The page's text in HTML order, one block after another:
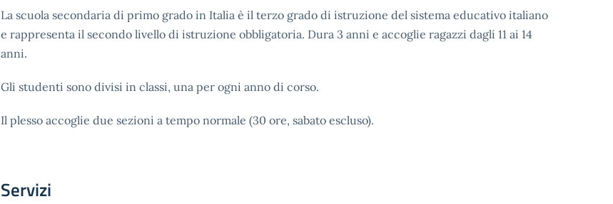
La scuola secondaria di primo grado in Italia è il terzo grado di istruzione del sistema educativo italiano
e rappresenta il secondo livello di istruzione obbligatoria. Dura 3 anni e accoglie ragazzi dagli 11 ai 14
anni.
Gli studenti sono divisi in classi, una per ogni anno di corso.
Il plesso accoglie due sezioni a tempo normale (30 ore, sabato escluso).
Servizi